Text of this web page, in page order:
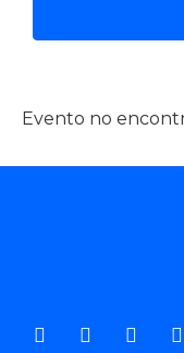
Evento no